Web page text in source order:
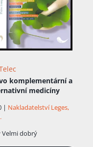
komplementární a
medicíny
| Nakladatelství Leges,
Velmi dobrý